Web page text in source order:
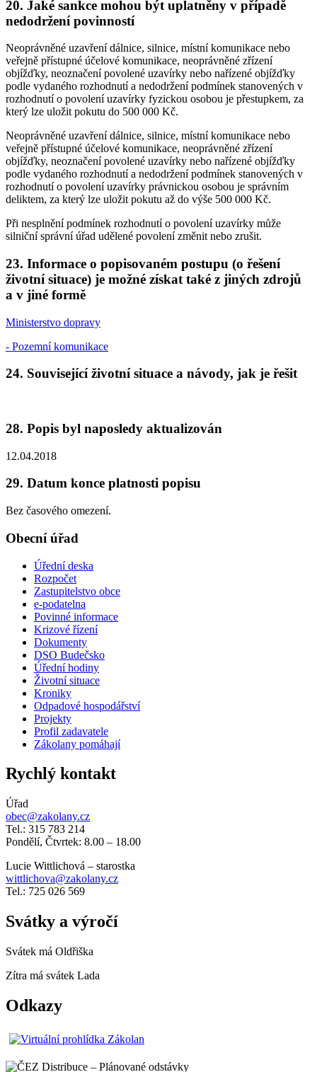
20. Jaké sankce mohou být uplatněny v případě
nedodržení povinností
Neoprávněné uzavření dálnice, silnice, místní komunikace nebo
veřejně přístupné účelové komunikace, neoprávněné zřízení
objížďky, neoznačení povolené uzavírky nebo nařízené objížďky
podle vydaného rozhodnutí a nedodržení podmínek stanovených v
rozhodnutí o povolení uzavírky fyzickou osobou je přestupkem, za
který lze uložit pokutu do 500 000 Kč.
Neoprávněné uzavření dálnice, silnice, místní komunikace nebo
veřejně přístupné účelové komunikace, neoprávněné zřízení
objížďky, neoznačení povolené uzavírky nebo nařízené objížďky
podle vydaného rozhodnutí a nedodržení podmínek stanovených v
rozhodnutí o povolení uzavírky právnickou osobou je správním
deliktem, za který lze uložit pokutu až do výše 500 000 Kč.
Při nesplnění podmínek rozhodnutí o povolení uzavírky může
silniční správní úřad udělené povolení změnit nebo zrušit.
23. Informace o popisovaném postupu (o řešení
životní situace) je možné získat také z jiných zdrojů
a v jiné formě
Ministerstvo dopravy
- Pozemní komunikace
24. Související životní situace a návody, jak je řešit
28. Popis byl naposledy aktualizován
12.04.2018
29. Datum konce platnosti popisu
Bez časového omezení.
Obecní úřad
Úřední deska
Rozpočet
Zastupitelstvo obce
e-podatelna
Povinné informace
Krizové řízení
Dokumenty
DSO Budečsko
Úřední hodiny
Životní situace
Kroniky
Odpadové hospodářství
Projekty
Profil zadavatele
Zákolany pomáhají
Rychlý kontakt
Úřad
obec@zakolany.cz
Tel.: 315 783 214
Pondělí, Čtvrtek: 8.00 – 18.00
Lucie Wittlichová – starostka
wittlichova@zakolany.cz
Tel.: 725 026 569
Svátky a výročí
Svátek má Oldřiška
Zítra má svátek Lada
Odkazy